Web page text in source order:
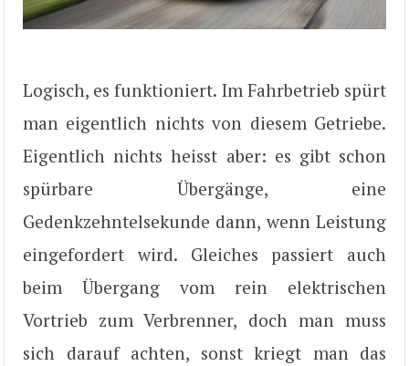
Logisch, es funktioniert. Im Fahrbetrieb spürt
man eigentlich nichts von diesem Getriebe.
Eigentlich nichts heisst aber: es gibt schon
spürbare Übergänge, eine
Gedenkzehntelsekunde dann, wenn Leistung
eingefordert wird. Gleiches passiert auch
beim Übergang vom rein elektrischen
Vortrieb zum Verbrenner, doch man muss
sich darauf achten, sonst kriegt man das